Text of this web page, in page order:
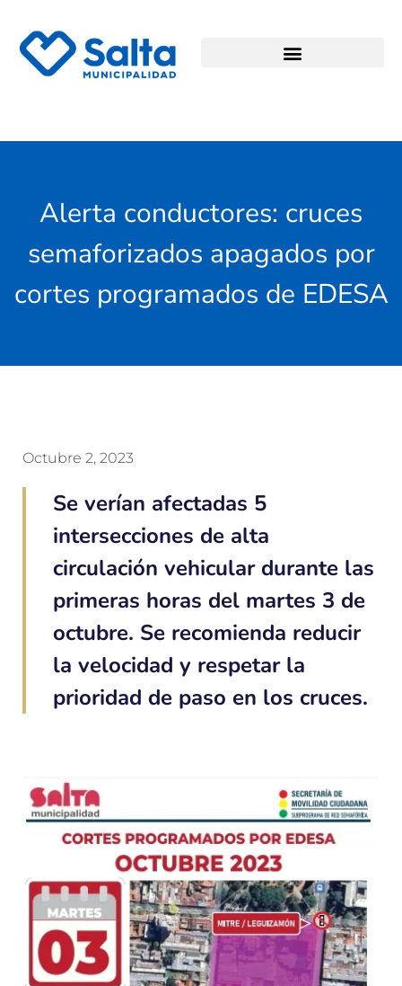
Alerta conductores: cruces
semaforizados apagados por
cortes programados de EDESA
Octubre 2, 2023
Se verían afectadas 5
intersecciones de alta
circulación vehicular durante las
primeras horas del martes 3 de
octubre. Se recomienda reducir
la velocidad y respetar la
prioridad de paso en los cruces.